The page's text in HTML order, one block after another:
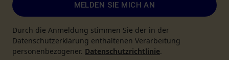
MELDEN SIE MICH AN
Durch die Anmeldung stimmen Sie der in der
Datenschutzerklärung enthaltenen Verarbeitung
personenbezogener. Datenschutzrichtlinie.